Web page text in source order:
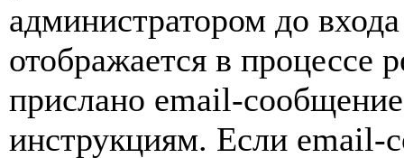
администратором до
отображается в процессе
прислано email-
инструкциям. Если email-